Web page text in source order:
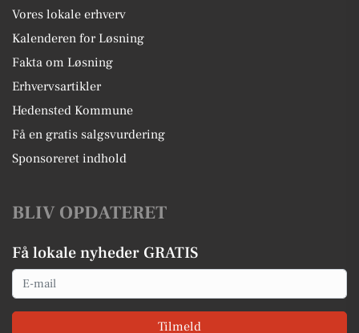
Vores lokale erhverv
Kalenderen for Løsning
Fakta om Løsning
Erhvervsartikler
Hedensted Kommune
Få en gratis salgsvurdering
Sponsoreret indhold
BLIV OPDATERET
Få lokale nyheder GRATIS
Email
Tilmeld